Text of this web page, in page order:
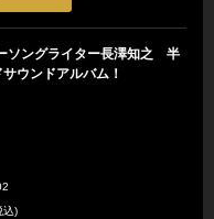
ソングライター長澤知之 半
ウンドアルバム！
込)